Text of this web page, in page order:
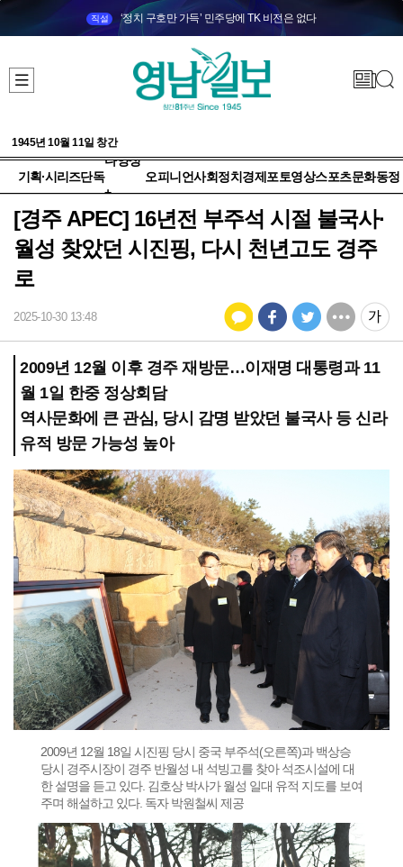
직설 ‘정치 구호만 가득’ 민주당에 TK 비전은 없다
1945년 10월 11일 창간
기획·시리즈단독
다양성
+
오피니언사회정치 경제 포토영상스포츠문화동정
[경주 APEC] 16년전 부주석 시절 불국사·
월성 찾았던 시진핑, 다시 천년고도 경주
로
2025-10-30 13:48
2009년 12월 이후 경주 재방문…이재명 대통령과 11
월 1일 한중 정상회담
역사문화에 큰 관심, 당시 감명 받았던 불국사 등 신라
유적 방문 가능성 높아
2009년 12월 18일 시진핑 당시 중국 부주석(오른쪽)과 백상승
당시 경주시장이 경주 반월성 내 석빙고를 찾아 석조시설에 대
한 설명을 듣고 있다. 김호상 박사가 월성 일대 유적 지도를 보여
주며 해설하고 있다. 독자 박원철씨 제공